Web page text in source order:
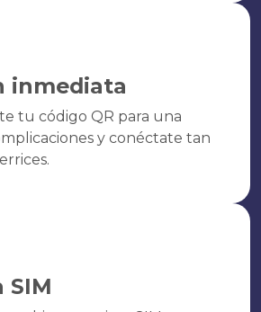
inmediata
tu código QR para una
y conéctate tan
SIM